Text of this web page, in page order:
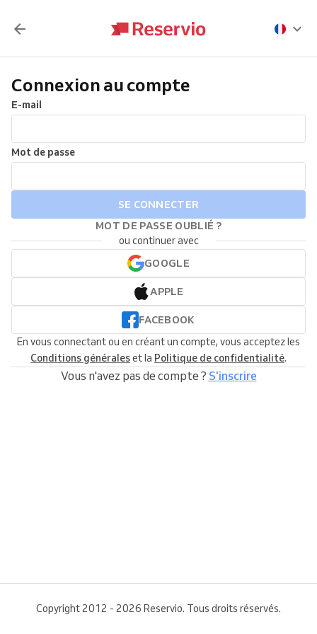
Connexion au compte
E-mail
Mot de passe
SE CONNECTER
MOT DE PASSE OUBLIÉ ?
ou continuer avec
GOOGLE
APPLE
FACEBOOK
En vous connectant ou en créant un compte, vous acceptez les
Conditions généraleset la Politique de confidentialité.
Vous n'avez pas de compte ? S'inscrire
Copyright 2012 - 2026 Reservio. Tous droits réservés.